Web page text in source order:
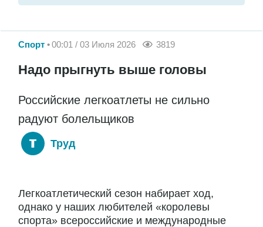
Спорт 00:01 / 03 Июля 2026 3819
Надо прыгнуть выше головы
Российские легкоатлеты не сильно
радуют болельщиков
Труд
Легкоатлетический сезон набирает ход,
однако у наших любителей «королевы
спорта» всероссийские и международные